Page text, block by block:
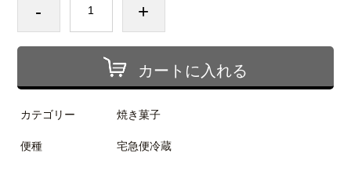
- +
カートに入れる
カテゴリー 焼き菓子
便種 宅急便冷蔵